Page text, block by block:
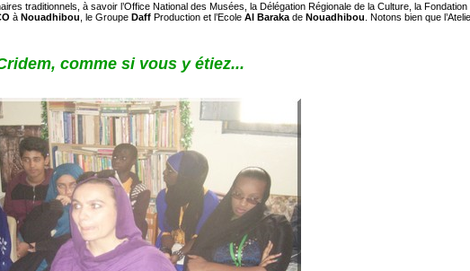
traditionnels, à savoir l’Office National des Musées, la Délégation Régionale de la Culture, la Fondation
à Nouadhibou, le Groupe Daff Production et l’Ecole Al Barakade Nouadhibou. Notons bien que
comme si vous y étiez...